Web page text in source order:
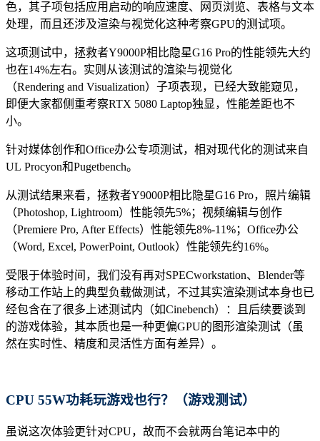
色，其子项包括应用启动的响应速度、网页浏览、表格与文本
处理，而且还涉及渲染与视觉化这种考察GPU的测试项。
这项测试中，拯救者Y9000P相比隐星G16 Pro的性能领先大约
也在14%左右。实则从该测试的渲染与视觉化
（Rendering and Visualization）子项表现，已经大致能窥见，
即便大家都侧重考察RTX 5080 Laptop独显，性能差距也不
小。
针对媒体创作和Office办公专项测试，相对现代化的测试来自
UL Procyon和Pugetbench。
从测试结果来看，拯救者Y9000P相比隐星G16 Pro，照片编辑
（Photoshop, Lightroom）性能领先5%；视频编辑与创作
（Premiere Pro, After Effects）性能领先8%-11%；Office办公
（Word, Excel, PowerPoint, Outlook）性能领先约16%。
受限于体验时间，我们没有再对SPECworkstation、Blender等
移动工作站上的典型负载做测试，不过其实渲染测试本身也已
经包含在了很多上述测试内（如Cinebench）：且后续要谈到
的游戏体验，其本质也是一种更偏GPU的图形渲染测试（虽
然在实时性、精度和灵活性方面有差异）。
CPU 55W功耗玩游戏也行？ （游戏测试）
虽说这次体验更针对CPU，故而不会就两台笔记本中的